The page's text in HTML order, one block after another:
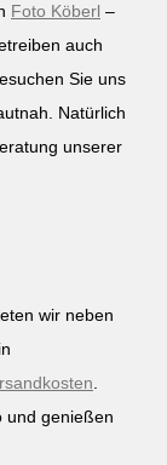
Foto Köberl –
auch
Sie uns
Natürlich
unserer
wir neben
.
und genießen